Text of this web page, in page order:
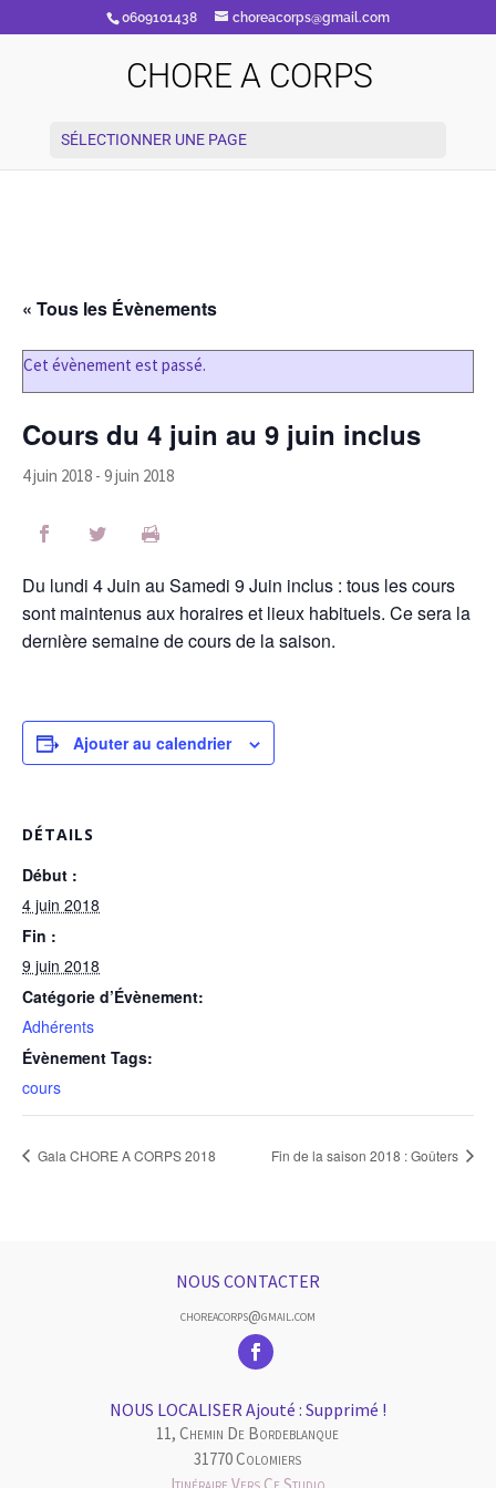
0609101438 choreacorps@gmail.com
CHORE A CORPS
SÉLECTIONNER UNE PAGE
« Tous les Évènements
Cet évènement est passé.
Cours du 4 juin au 9 juin inclus
4 juin 2018 - 9 juin 2018
Du lundi 4 Juin au Samedi 9 Juin inclus : tous les cours
sont maintenus aux horaires et lieux habituels. Ce sera la
dernière semaine de cours de la saison.
Ajouter au calendrier
DÉTAILS
Début :
4 juin 2018
Fin :
9 juin 2018
Catégorie d’Évènement:
Adhérents
Évènement Tags:
cours
Gala CHORE A CORPS 2018 Fin de la saison 2018 : Goûters
NOUS CONTACTER
choreacorps@gmail.com
NOUS LOCALISER Ajouté : Supprimé !
11, Chemin De Bordeblanque
31770 Colomiers